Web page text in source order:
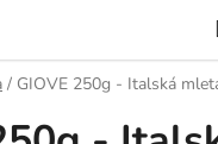
/ GIOVE 250g - Italská